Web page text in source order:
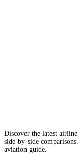
Discover the latest
side-by-side
aviation guide.